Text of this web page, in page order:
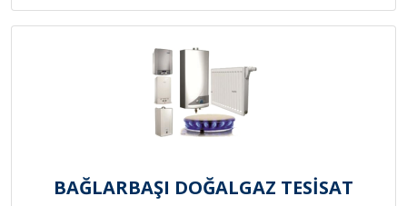
BAĞLARBAŞI DOĞALGAZ TESİSAT